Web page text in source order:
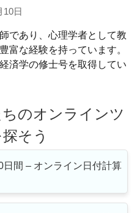
10日
であり、心理学者として教
富な経験を持っています。
済学の修士号を取得してい
のオンラインツ
そう
日間 – オンライン日付計算